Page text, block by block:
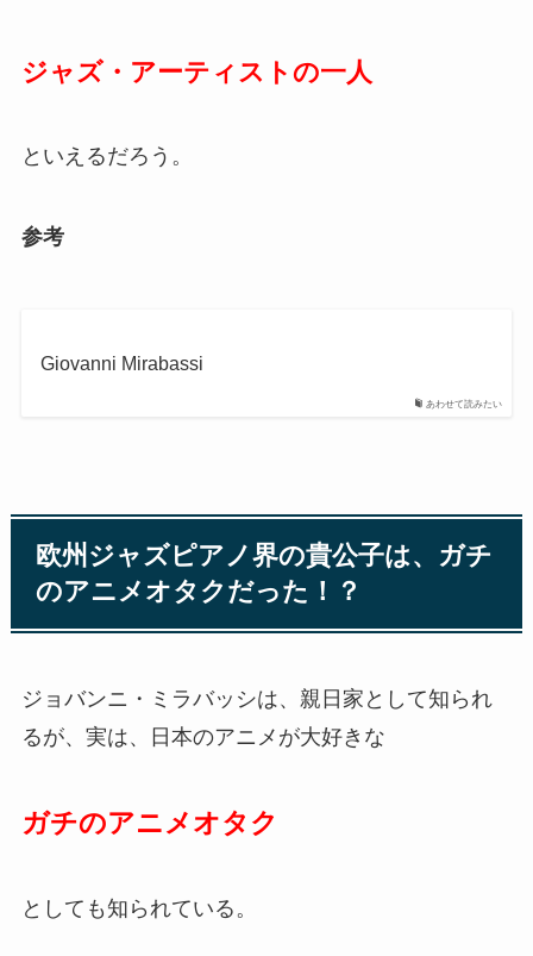
ジャズ・アーティストの一人
といえるだろう。
参考
あわせて読みたい
Giovanni Mirabassi
欧州ジャズピアノ界の貴公子は、ガチ
のアニメオタクだった！？
ジョバンニ・ミラバッシは、親日家として知られ
るが、実は、日本のアニメが大好きな
ガチのアニメオタク
としても知られている。